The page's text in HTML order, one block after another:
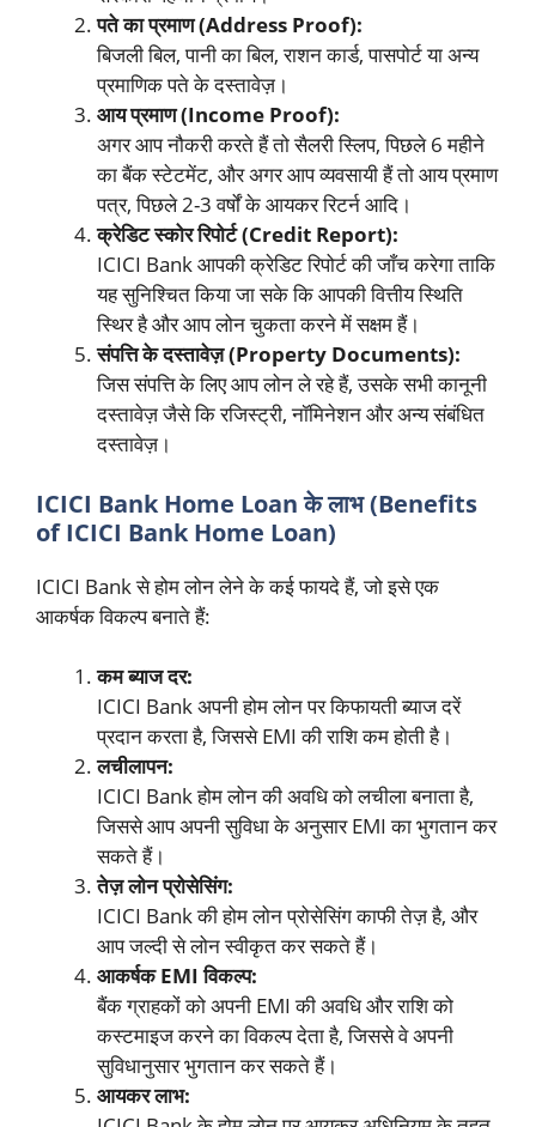
पते का प्रमाण (Address Proof):
बिजली बिल, पानी का बिल, राशन कार्ड, पासपोर्ट या अन्य
प्रमाणिक पते के दस्तावेज़।
आय प्रमाण (Income Proof):
अगर आप नौकरी करते हैं तो सैलरी स्लिप, पिछले 6 महीने
का बैंक स्टेटमेंट, और अगर आप व्यवसायी हैं तो आय प्रमाण
पत्र, पिछले 2-3 वर्षों के आयकर रिटर्न आदि।
क्रेडिट स्कोर रिपोर्ट (Credit Report):
ICICI Bank आपकी क्रेडिट रिपोर्ट की जाँच करेगा ताकि
यह सुनिश्चित किया जा सके कि आपकी वित्तीय स्थिति
स्थिर है और आप लोन चुकता करने में सक्षम हैं।
संपत्ति के दस्तावेज़ (Property Documents):
जिस संपत्ति के लिए आप लोन ले रहे हैं, उसके सभी कानूनी
दस्तावेज़ जैसे कि रजिस्ट्री, नॉमिनेशन और अन्य संबंधित
दस्तावेज़।
ICICI Bank Home Loan के लाभ (Benefits
of ICICI Bank Home Loan)
ICICI Bank से होम लोन लेने के कई फायदे हैं, जो इसे एक
आकर्षक विकल्प बनाते हैं:
कम ब्याज दर:
ICICI Bank अपनी होम लोन पर किफायती ब्याज दरें
प्रदान करता है, जिससे EMI की राशि कम होती है।
लचीलापन:
ICICI Bank होम लोन की अवधि को लचीला बनाता है,
जिससे आप अपनी सुविधा के अनुसार EMI का भुगतान कर
सकते हैं।
तेज़ लोन प्रोसेसिंग:
ICICI Bank की होम लोन प्रोसेसिंग काफी तेज़ है, और
आप जल्दी से लोन स्वीकृत कर सकते हैं।
आकर्षक EMI विकल्प:
बैंक ग्राहकों को अपनी EMI की अवधि और राशि को
कस्टमाइज करने का विकल्प देता है, जिससे वे अपनी
सुविधानुसार भुगतान कर सकते हैं।
आयकर लाभ: